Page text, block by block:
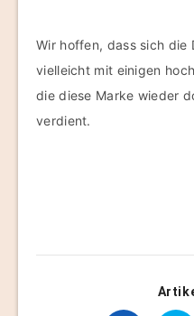
Wir hoffen, dass sich die
vielleicht mit einigen
die diese Marke wieder
verdient.